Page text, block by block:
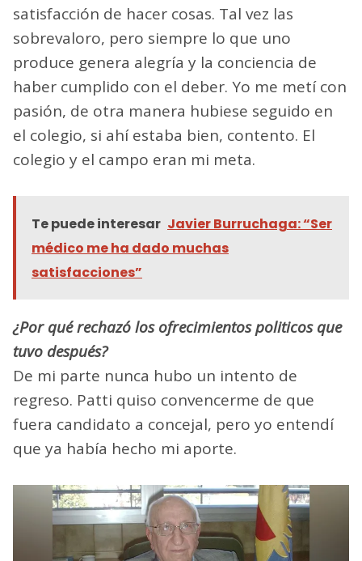
satisfacción de hacer cosas. Tal vez las
sobrevaloro, pero siempre lo que uno
produce genera alegría y la conciencia de
haber cumplido con el deber. Yo me metí con
pasión, de otra manera hubiese seguido en
el colegio, si ahí estaba bien, contento. El
colegio y el campo eran mi meta.
Te puede interesar Javier Burruchaga: “Ser
médico me ha dado muchas
satisfacciones”
¿Por qué rechazó los ofrecimientos politicos que
tuvo después?
De mi parte nunca hubo un intento de
regreso. Patti quiso convencerme de que
fuera candidato a concejal, pero yo entendí
que ya había hecho mi aporte.